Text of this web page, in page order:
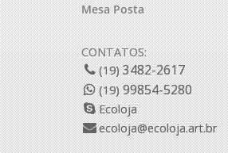
Mesa Posta
CONTATOS:
(19)3482-2617
(19)99854-5280
Ecoloja
ecoloja@ecoloja.art.br